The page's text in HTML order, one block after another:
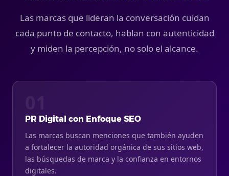
Las marcas que lideran la conversación cuidan
cada punto de contacto, hablan con autenticidad
y miden la percepción, no solo el alcance.
PR Digital con Enfoque SEO
Las marcas buscan menciones que también ayuden
a fortalecer la autoridad orgánica de sus sitios web,
las búsquedas de marca y la confianza en entornos
digitales.